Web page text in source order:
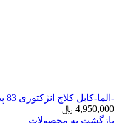
-الما-کابل کلاچ انژکتوری 83 پیکان -ELMA(115003177)
4,950,000 ﷼
بازگشت به محصولات